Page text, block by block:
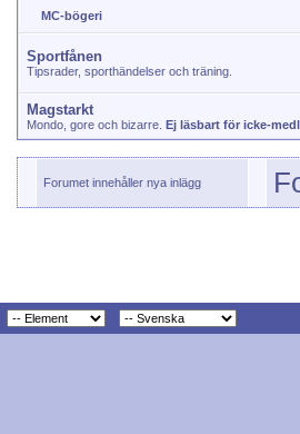
MC-bögeri
Sportfånen
Tipsrader, sporthändelser och träning.
Magstarkt
Mondo, gore och bizarre. Ej läsbart för icke-
Forumet innehåller nya inlägg